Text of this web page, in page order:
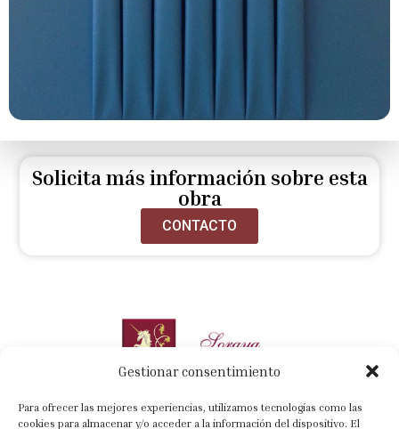
Gestionar consentimiento
Para ofrecer las mejores experiencias, utilizamos tecnologías como las
cookies para almacenar y/o acceder a la información del dispositivo. El
Solicita más información sobre esta
obra
CONTACTO